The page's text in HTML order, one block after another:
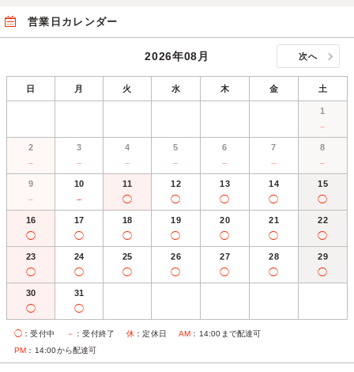
営業日カレンダー
2026年08月 次へ
日 月 火 水 木 金 土
1
－
2
－
3
－
4
－
5
－
6
－
7
－
8
－
9
－
10
－
11
◯
12
◯
13
◯
14
◯
15
◯
16
◯
17
◯
18
◯
19
◯
20
◯
21
◯
22
◯
23
◯
24
◯
25
◯
26
◯
27
◯
28
◯
29
◯
30
◯
31
◯
◯ ：受付中 － ：受付終了 休 ：定休日 AM ：14:00まで配達可
PM ：14:00から配達可